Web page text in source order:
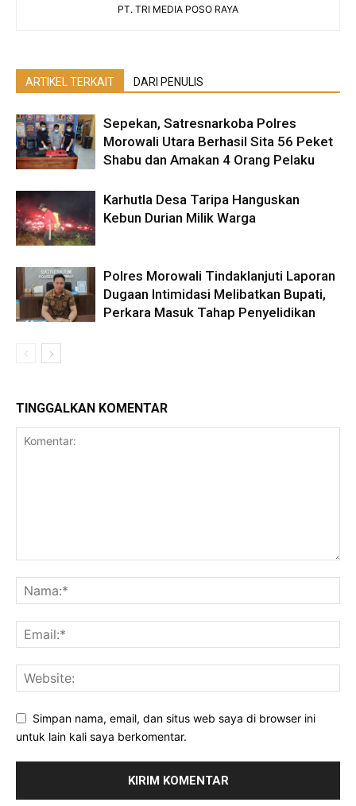
PT. TRI MEDIA POSO RAYA
ARTIKEL TERKAIT DARI PENULIS
Sepekan, Satresnarkoba Polres
Morowali Utara Berhasil Sita 56 Peket
Shabu dan Amakan 4 Orang Pelaku
Karhutla Desa Taripa Hanguskan
Kebun Durian Milik Warga
Polres Morowali Tindaklanjuti Laporan
Dugaan Intimidasi Melibatkan Bupati,
Perkara Masuk Tahap Penyelidikan
TINGGALKAN KOMENTAR
Simpan nama, email, dan situs web saya di browser ini
untuk lain kali saya berkomentar.